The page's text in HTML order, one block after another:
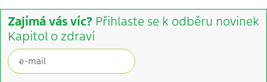
Zajímá vás víc? Přihlaste se k odběru novinek
Kapitol o zdraví